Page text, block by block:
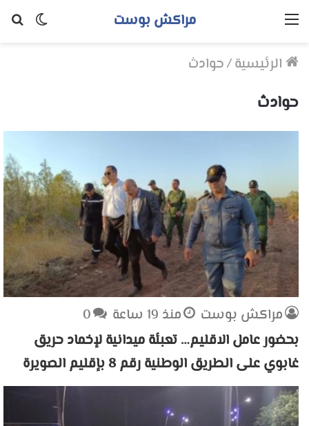
الوضع
مراكش بوست القائمة
الرئيسية/حوادث
حوادث
مراكش بوست منذ 19 ساعة
0
بحضور عامل الاقليم… تعبئة ميدانية لإخماد حريق
غابوي على الطريق الوطنية رقم 8 بإقليم الصويرة